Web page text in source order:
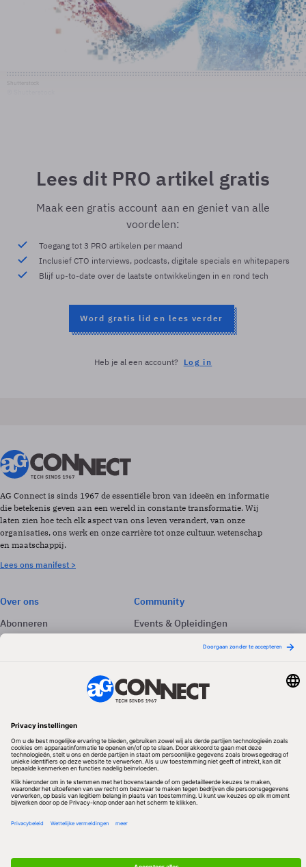
Lees dit PRO artikel gratis
Maak een gratis account aan en geniet van alle
voordelen:
Toegang tot 3 PRO artikelen per maand
Inclusief CTO interviews, podcasts, digitale specials en whitepapers
Blijf up-to-date over de laatste ontwikkelingen in en rond tech
Word gratis lid en lees verder
Heb je al een account? Log in
AG Connect is sinds 1967 de essentiële bron van ideeën en informatie
die betekenis geven aan een wereld in constante transformatie. Wij
laten zien hoe tech elk aspect van ons leven verandert, van onze
organisaties, ons werk en onze carrière tot onze cultuur, wetenschap
en maatschappij.
Lees ons manifest >
Over ons
Abonneren
Adverteren
Community
Events & Opleidingen
Volg ons
Redactionele partner
Algemene Voorwaarden & Copyrights